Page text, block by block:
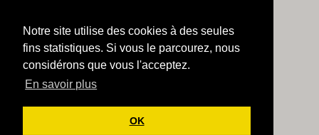
Notre site utilise des cookies à des seules
fins statistiques. Si vous le parcourez, nous
considérons que vous l'acceptez.
En savoir plus
OK